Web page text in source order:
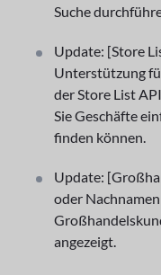
Suche
Update: [Store
Unterstützung
der Store List
Sie Geschäfte
finden können.
Update:
oder
angezeigt.